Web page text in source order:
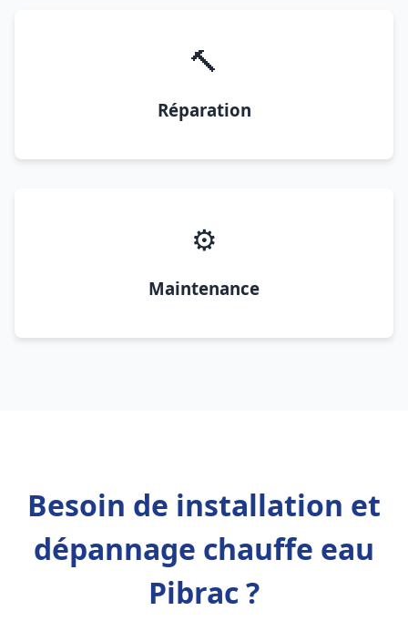
🔨
Réparation
⚙️
Maintenance
Besoin de installation et
dépannage chauffe eau
Pibrac ?